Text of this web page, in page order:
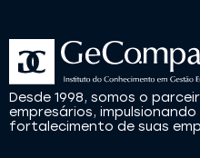
Desde 1998, somos o
empresários,
fortalecimento de suas